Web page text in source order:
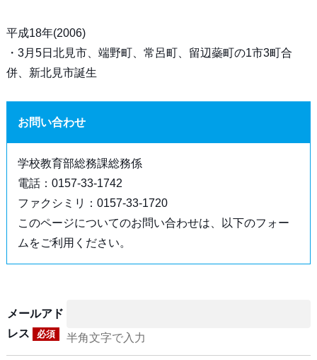
平成18年(2006)
・3月5日北見市、端野町、常呂町、留辺蘂町の1市3町合
併、新北見市誕生
お問い合わせ
学校教育部総務課総務係
電話：0157-33-1742
ファクシミリ：0157-33-1720
このページについてのお問い合わせは、以下のフォー
ムをご利用ください。
メールアド
レス
必須 半角文字で入力